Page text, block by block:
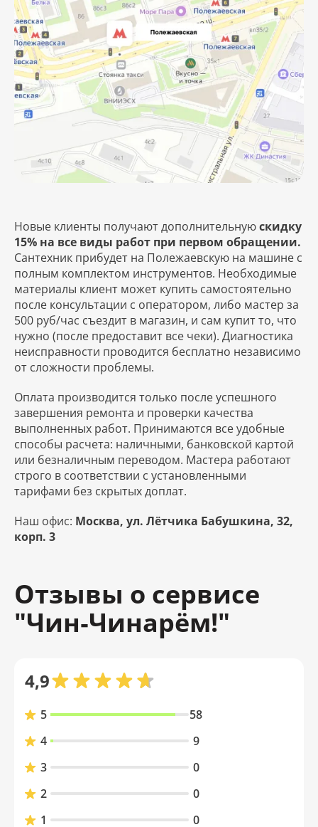
Новые клиенты получают дополнительнуюскидку
15% на все виды работ при первом обращении.
Сантехник прибудет на Полежаевскую на машине с
полным комплектом инструментов. Необходимые
материалы клиент может купить самостоятельно
после консультации с оператором, либо мастер за
500 руб/час съездит в магазин, и сам купит то, что
нужно (после предоставит все чеки). Диагностика
неисправности проводится бесплатно независимо
от сложности проблемы.
Оплата производится только после успешного
завершения ремонта и проверки качества
выполненных работ. Принимаются все удобные
способы расчета: наличными, банковской картой
или безналичным переводом. Мастера работают
строго в соответствии с установленными
тарифами без скрытых доплат.
Наш офис: Москва, ул. Лётчика Бабушкина, 32,
корп. 3
Отзывы о сервисе
"Чин‑Чинарём!"
4,9
5
58
4
9
3
0
2
0
1
0